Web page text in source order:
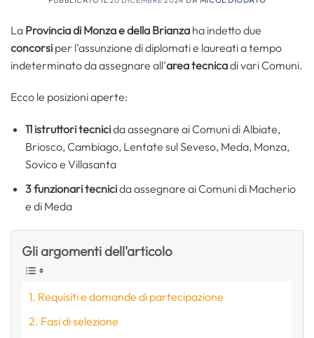
La Provincia di Monza e della Brianza ha indetto due
concorsi per l’assunzione di diplomati e laureati a tempo
indeterminato da assegnare all’area tecnicadi vari Comuni.
Ecco le posizioni aperte:
11 istruttori tecnicida assegnare ai Comuni di Albiate,
Briosco, Cambiago, Lentate sul Seveso, Meda, Monza,
Sovico e Villasanta
3 funzionari tecnicida assegnare ai Comuni di Macherio
e di Meda
Gli argomenti dell'articolo
Requisiti e domande di partecipazione
Fasi di selezione